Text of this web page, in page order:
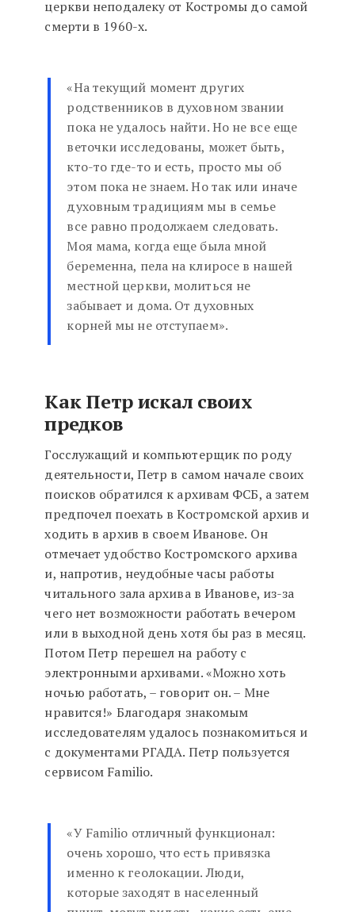
церкви неподалеку от Костромы до самой
смерти в 1960-х.
«На текущий момент других
родственников в духовном звании
пока не удалось найти. Но не все еще
веточки исследованы, может быть,
кто-то где-то и есть, просто мы об
этом пока не знаем. Но так или иначе
духовным традициям мы в семье
все равно продолжаем следовать.
Моя мама, когда еще была мной
беременна, пела на клиросе в нашей
местной церкви, молиться не
забывает и дома. От духовных
корней мы не отступаем».
Как Петр искал своих
предков
Госслужащий и компьютерщик по роду
деятельности, Петр в самом начале своих
поисков обратился к архивам ФСБ, а затем
предпочел поехать в Костромской архив и
ходить в архив в своем Иванове. Он
отмечает удобство Костромского архива
и, напротив, неудобные часы работы
читального зала архива в Иванове, из-за
чего нет возможности работать вечером
или в выходной день хотя бы раз в месяц.
Потом Петр перешел на работу с
электронными архивами. «Можно хоть
ночью работать, – говорит он. – Мне
нравится!» Благодаря знакомым
исследователям удалось познакомиться и
с документами РГАДА. Петр пользуется
сервисом Familio.
«У Familio отличный функционал:
очень хорошо, что есть привязка
именно к геолокации. Люди,
которые заходят в населенный